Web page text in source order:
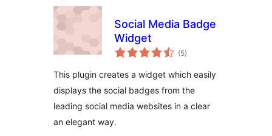
Social Media Badge
Widget
(5Bewertungen
insgesamt
)
This plugin creates a widget which easily
displays the social badges from the
leading social media websites in a clear
an elegant way.